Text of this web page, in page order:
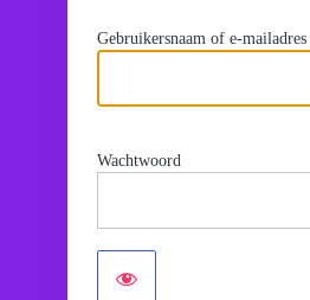
Gebruikersnaam of e-mailadres
Wachtwoord